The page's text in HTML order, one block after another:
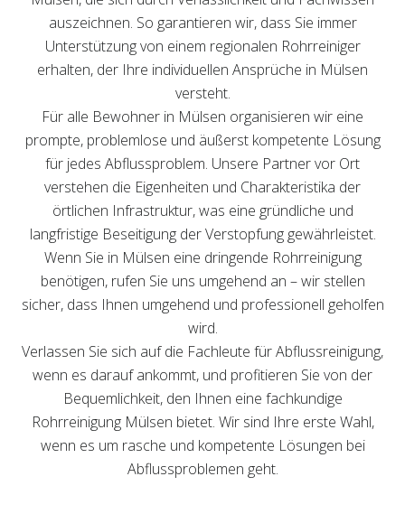
auszeichnen. So garantieren wir, dass Sie immer
Unterstützung von einem regionalen Rohrreiniger
erhalten, der Ihre individuellen Ansprüche in Mülsen
versteht.
Für alle Bewohner in Mülsen organisieren wir eine
prompte, problemlose und äußerst kompetente Lösung
für jedes Abflussproblem. Unsere Partner vor Ort
verstehen die Eigenheiten und Charakteristika der
örtlichen Infrastruktur, was eine gründliche und
langfristige Beseitigung der Verstopfung gewährleistet.
Wenn Sie in Mülsen eine dringende Rohrreinigung
benötigen, rufen Sie uns umgehend an – wir stellen
sicher, dass Ihnen umgehend und professionell geholfen
wird.
Verlassen Sie sich auf die Fachleute für Abflussreinigung,
wenn es darauf ankommt, und profitieren Sie von der
Bequemlichkeit, den Ihnen eine fachkundige
Rohrreinigung Mülsen bietet. Wir sind Ihre erste Wahl,
wenn es um rasche und kompetente Lösungen bei
Abflussproblemen geht.